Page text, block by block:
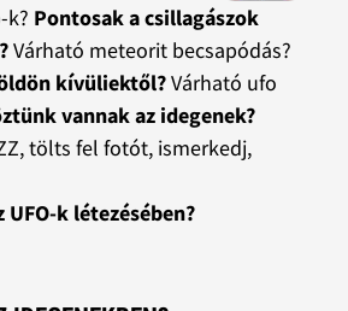
k? Pontosak a csillagászok
Várható meteorit becsapódás?
kívüliektől?Várható ufo
vannak az idegenek?
tölts fel fotót, ismerkedj,
UFO-k létezésében?